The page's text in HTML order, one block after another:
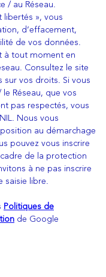
/ au Réseau.
», vous
d’effacement,
de vos données.
à tout moment en
Consultez le site
sur vos droits. Si vous
Réseau, que vos
pas respectés, vous
Nous vous
au démarchage
pouvez vous inscrire
de la protection
à ne pas inscrire
saisie libre.
Politiques de
de Google